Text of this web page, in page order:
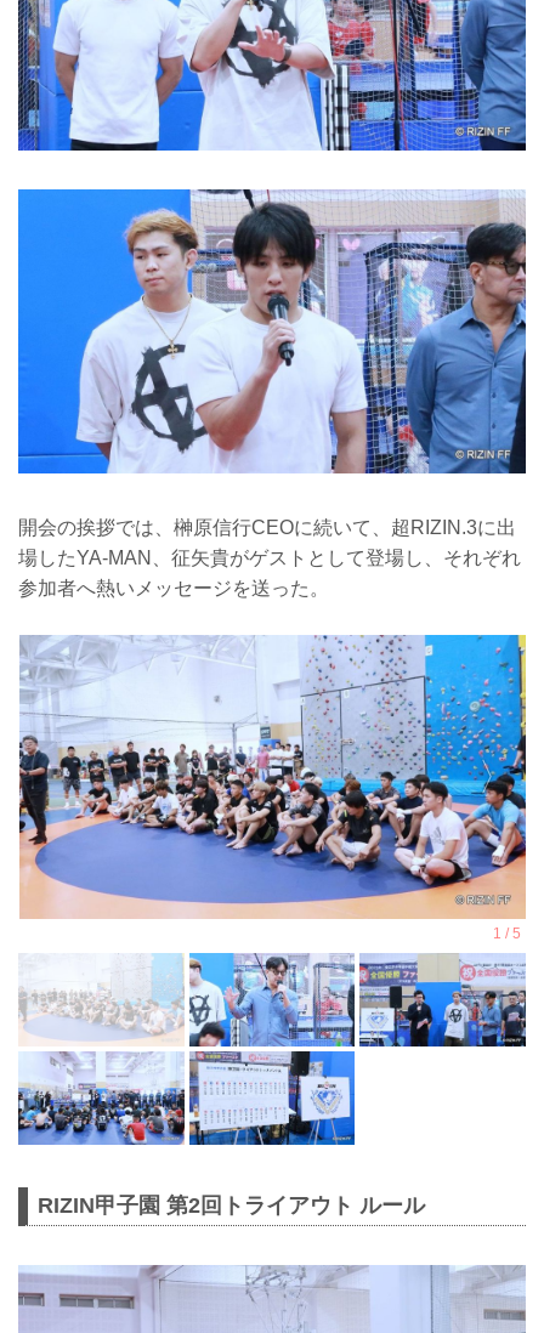
開会の挨拶では、榊原信行CEOに続いて、超RIZIN.3に出
場したYA-MAN、征矢貴がゲストとして登場し、それぞれ
参加者へ熱いメッセージを送った。
RIZIN甲子園 第2回トライアウト ルール